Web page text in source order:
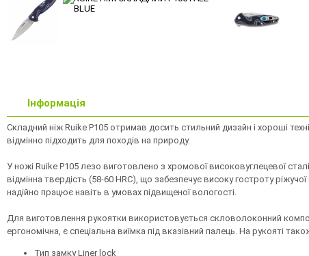
Інформація
Складний ніж Ruike P105 отримав досить стильний дизайн і хороші
відмінно підходить для походів на природу.
У ножі Ruike P105 лезо виготовлено з хромової високовуглецевої
відмінна твердість (58-60 HRC), що забезпечує високу гостроту
надійно працює навіть в умовах підвищеної вологості.
Для виготовлення рукоятки використовується скловолоконний
ергономічна, є спеціальна виїмка під вказівний палець. На рукояті
Тип замку Liner lock